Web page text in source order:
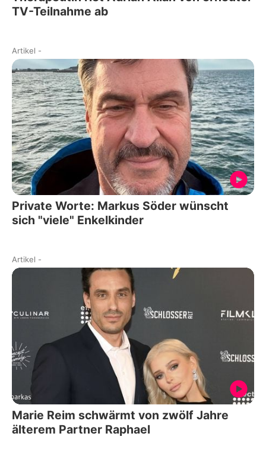
TV-Teilnahme ab
Artikel -
Private Worte: Markus Söder wünscht
sich "viele" Enkelkinder
Artikel -
Marie Reim schwärmt von zwölf Jahre
älterem Partner Raphael